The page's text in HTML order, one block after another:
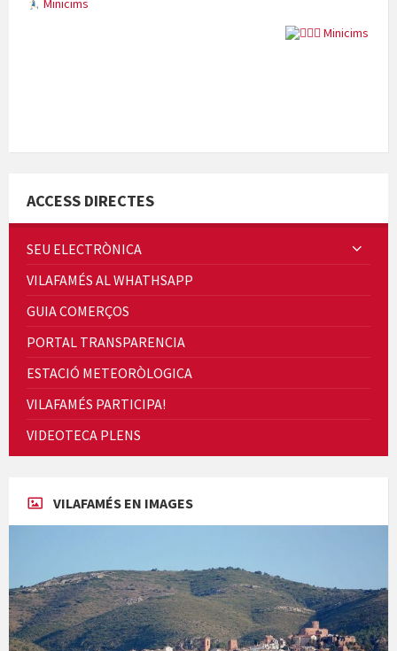
Minicims
Cicle de Cine i Dones rurals
Concerts al Museu
Presentació del llibre &quot;La mare&quot;, d'Emma Zafon
ACCESS DIRECTES
SEU ELECTRÒNICA
VILAFAMÉS AL WHATHSAPP
GUIA COMERÇOS
PORTAL TRANSPARENCIA
ESTACIÓ METEORÒLOGICA
VILAFAMÉS PARTICIPA!
VIDEOTECA PLENS
VILAFAMÉS EN IMAGES